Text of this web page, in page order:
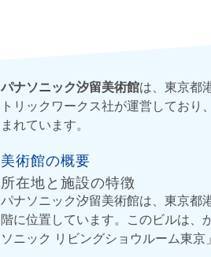
パナソニック汐留美術館は、東京都
トリックワークス社が運営してお
まれています。
美術館の概要
所在地と施設の特徴
パナソニック汐留美術館は、東京都
階に位置しています。このビルは、
ソニック リビングショウルーム東京